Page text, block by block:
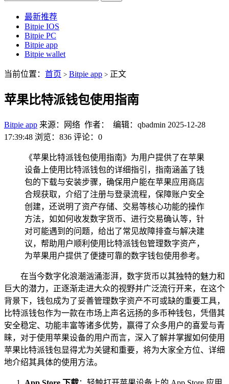
最新推荐
Bitpie IOS
Bitpie PC
Bitpie app
Bitpie wallet
当前位置： 首页 > Bitpie app > 正文
苹果比特派钱包使用指南
Bitpie app 来源：网络 作者： 编辑：qbadmin 2025-12-28
17:39:48 浏览：836 评论：0
《苹果比特派钱包使用指南》为用户提供了在苹果
设备上使用比特派钱包的详细指引，指南涵盖了钱
包的下载与安装步骤，确保用户能在苹果应用商店
合规获取，介绍了注册与登录流程，保障账户安全
创建，还说明了资产存储、交易等核心功能的操作
方法，如如何收发数字货币、进行交易确认等，针
对可能遇到的问题，给出了常见故障排查与解决建
议，帮助用户顺利使用比特派钱包管理数字资产，
为苹果用户提供了便捷可靠的数字钱包使用参考。
在当今数字化浪潮汹涌澎湃，数字货币以其独特的魅力和
巨大的潜力，正逐渐走进大众的视野并广泛流行开来，在这个
背景下，钱包成为了妥善管理数字资产不可或缺的重要工具，
比特派钱包作为一款在市场上声名远扬的多币种钱包，凭借其
安全稳定、功能丰富等诸多优势，赢得了众多用户的喜爱与青
睐，对于使用苹果设备的用户而言，深入了解并掌握如何使用
苹果比特派钱包显得尤为关键和重要，将为大家全方位、详细
地介绍其具体的使用方法。